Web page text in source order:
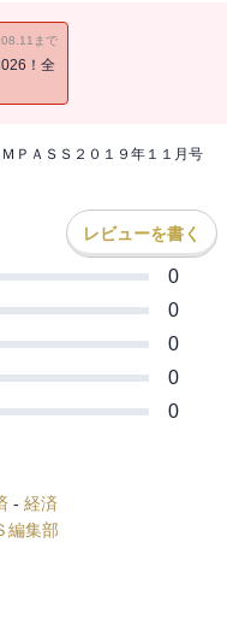
月刊の海事総合誌。各業
人の羅針盤（コンパス）
特集にタンカー・不定期
載をはじめ、業界トップ
開発の動向、新製品の紹
が好評です。
まで
！全
ＰＡＳＳ２０１９年１１月号
レビューを書く
0
0
0
0
0
- 経済
編集部